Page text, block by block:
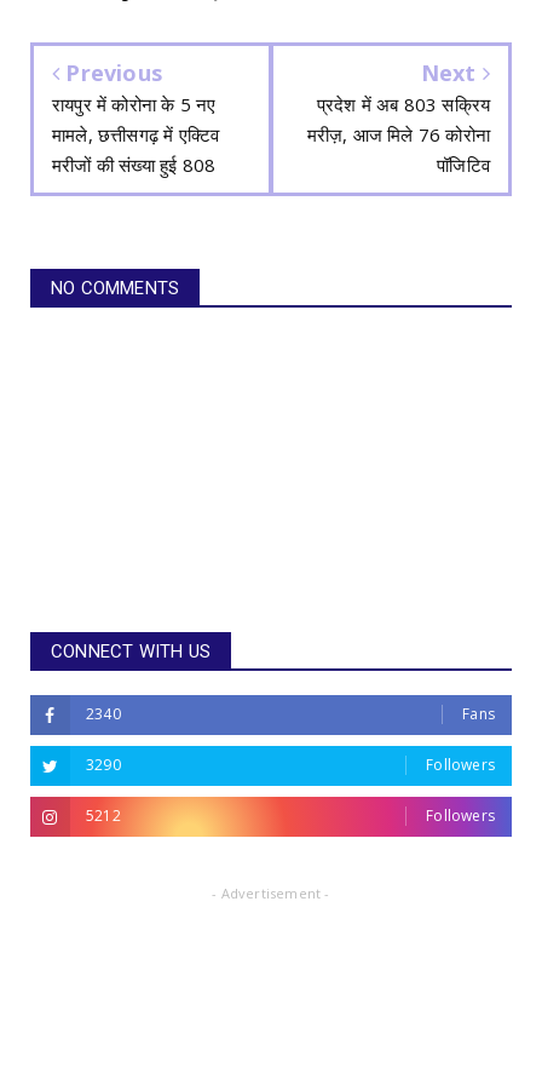
Previous
रायपुर में कोरोना के 5 नए
मामले, छत्तीसगढ़ में एक्टिव
मरीजों की संख्या हुई 808
Next
प्रदेश में अब 803 सक्रिय
मरीज़, आज मिले 76 कोरोना
पॉजिटिव
NO COMMENTS
CONNECT WITH US
2340 Fans
3290 Followers
5212 Followers
- Advertisement -